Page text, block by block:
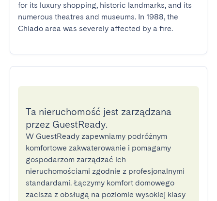
for its luxury shopping, historic landmarks, and its
numerous theatres and museums. In 1988, the
Chiado area was severely affected by a fire.
Ta nieruchomość jest zarządzana
przez GuestReady.
W GuestReady zapewniamy podróżnym
komfortowe zakwaterowanie i pomagamy
gospodarzom zarządzać ich
nieruchomościami zgodnie z profesjonalnymi
standardami. Łączymy komfort domowego
zacisza z obsługą na poziomie wysokiej klasy